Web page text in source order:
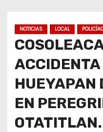
NOTICIAS LOCAL
ACCIDENTA
HUEYAPAN
EN
OTATITLAN.